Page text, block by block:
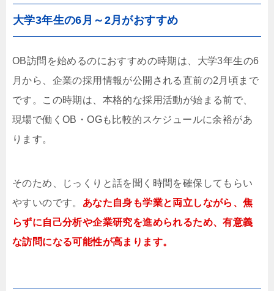
大学3年生の6月～2月がおすすめ
OB訪問を始めるのにおすすめの時期は、大学3年生の6
月から、企業の採用情報が公開される直前の2月頃まで
です。この時期は、本格的な採用活動が始まる前で、
現場で働くOB・OGも比較的スケジュールに余裕があ
ります。
そのため、じっくりと話を聞く時間を確保してもらい
やすいのです。 あなた自身も学業と両立しながら、焦
らずに自己分析や企業研究を進められるため、有意義
な訪問になる可能性が高まります。